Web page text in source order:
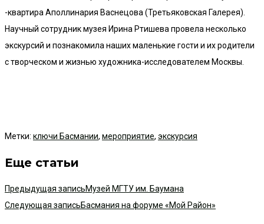
-квартира Аполлинария Васнецова (Третьяковская Галерея).
Научный сотрудник музея Ирина Ртишева провела несколько
экскурсий и познакомила наших маленькие гости и их родители
с творческом и жизнью художника-исследователем Москвы.
Метки: ключи Басмании, мероприятие, экскурсия
Еще статьи
Предыдущая записьМузей МГТУ им. Баумана
Следующая записьБасмания на форуме «Мой Район»